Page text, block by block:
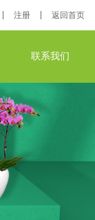
注册 返回首页
联系我们